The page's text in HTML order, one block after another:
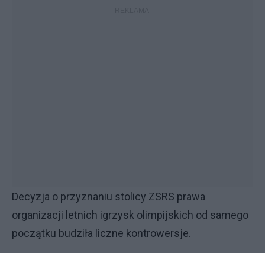
Decyzja o przyznaniu stolicy ZSRS prawa
organizacji letnich igrzysk olimpijskich od samego
początku budziła liczne kontrowersje.